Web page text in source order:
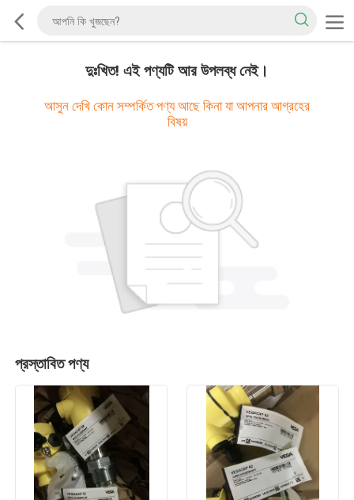
দুঃখিত! এই পণ্যটি আর উপলব্ধ নেই।
আসুন দেখি কোন সম্পর্কিত পণ্য আছে কিনা যা আপনার আগ্রহের
বিষয়
প্রস্তাবিত পণ্য